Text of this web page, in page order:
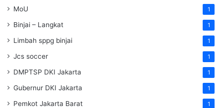
MoU 1
Binjai – Langkat 1
Limbah sppg binjai 1
Jcs soccer 1
DMPTSP DKI Jakarta 1
Gubernur DKI Jakarta 1
Pemkot Jakarta Barat 1